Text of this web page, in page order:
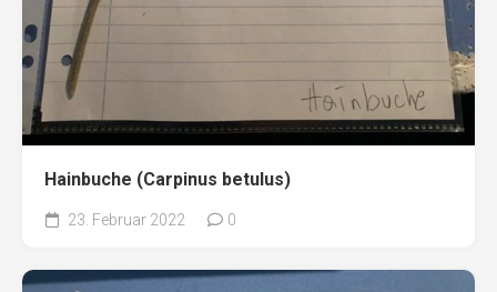
Hainbuche (Carpinus betulus)
23. Februar 2022 0